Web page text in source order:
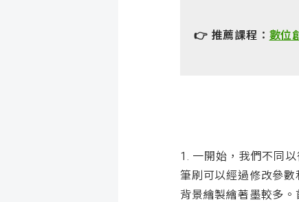
👉 推薦課程： 數位
1. 一開始，我們不同
筆刷可以經過修改參
背景繪製繪著墨較多